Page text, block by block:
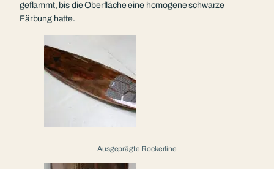
geflammt, bis die Oberfläche eine homogene schwarze
Färbung hatte.
Ausgeprägte Rockerline